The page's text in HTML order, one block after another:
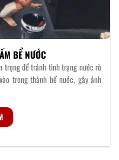
BỂ NƯỚC
trọng để tránh tình trạng nước rò
trong thành bể nước, gây ảnh